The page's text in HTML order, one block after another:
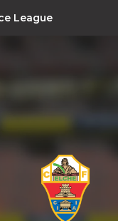
League
Agenda
Vídeos
Notícias